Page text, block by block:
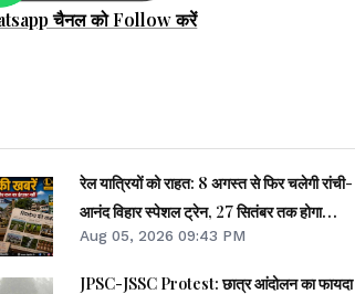
चैनल को Follow करें
रेल यात्रियों को राहत: 8 अगस्त से फिर चलेगी रांची-
आनंद विहार स्पेशल ट्रेन, 27 सितंबर तक होगा
परिचालन
Aug 05, 2026 09:43 PM
JPSC-JSSC Protest: छात्र आंदोलन का फायदा